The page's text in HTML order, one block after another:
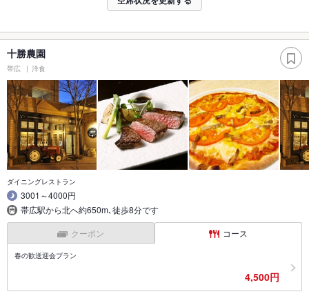
十勝農園
帯広 洋食
ダイニングレストラン
3001～4000円
帯広駅から北へ約650m､徒歩8分です
クーポン コース
春の歓送迎会プラン
4,500円